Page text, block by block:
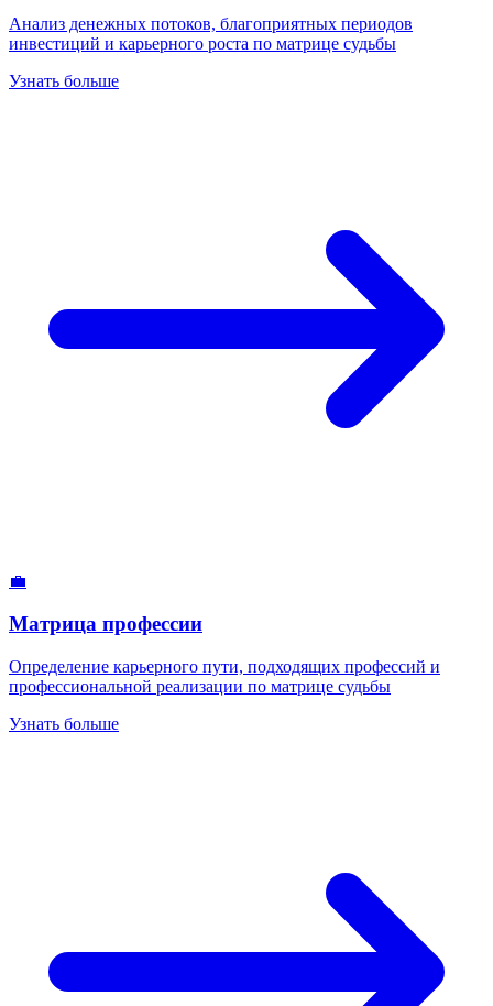
Анализ денежных потоков, благоприятных периодов
инвестиций и карьерного роста по матрице судьбы
Узнать больше
💼
Матрица профессии
Определение карьерного пути, подходящих профессий и
профессиональной реализации по матрице судьбы
Узнать больше